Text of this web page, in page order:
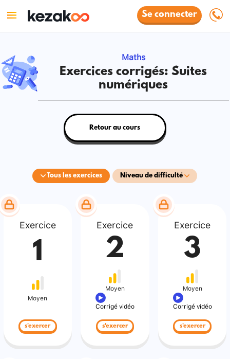
Se connecter
Maths
Exercices corrigés: Suites
numériques
Tous les exercices Niveau de difficulté
Retour au cours
Exercice
1
Moyen
s'exercer
Exercice
2
Moyen
Corrigé vidéo
s'exercer
Exercice
3
Moyen
Corrigé vidéo
s'exercer